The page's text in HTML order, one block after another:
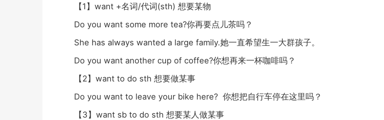
【 1 】 want +名词 /代词 (sth) 想要某物
Do you want some more tea?你再要点儿茶吗？
She has always wanted a large family.她一直希望生一大群孩子。
Do you want another cup of coffee?你想再来一杯咖啡吗？
【 2 】 want to do sth 想要做某事
Do you want to leave your bike here? 你想把自行车停在这里吗？
【 3 】 want sb to do sth 想要某人做某事